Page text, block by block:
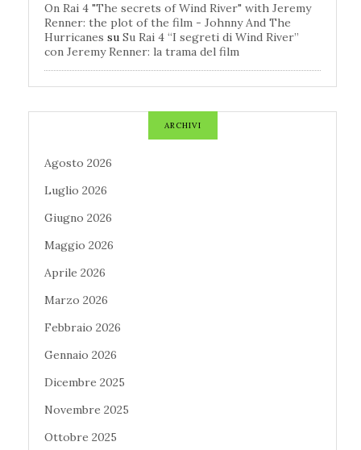
On Rai 4 "The secrets of Wind River" with Jeremy
Renner: the plot of the film - Johnny And The
Hurricanes su Su Rai 4 “I segreti di Wind River”
con Jeremy Renner: la trama del film
ARCHIVI
Agosto 2026
Luglio 2026
Giugno 2026
Maggio 2026
Aprile 2026
Marzo 2026
Febbraio 2026
Gennaio 2026
Dicembre 2025
Novembre 2025
Ottobre 2025